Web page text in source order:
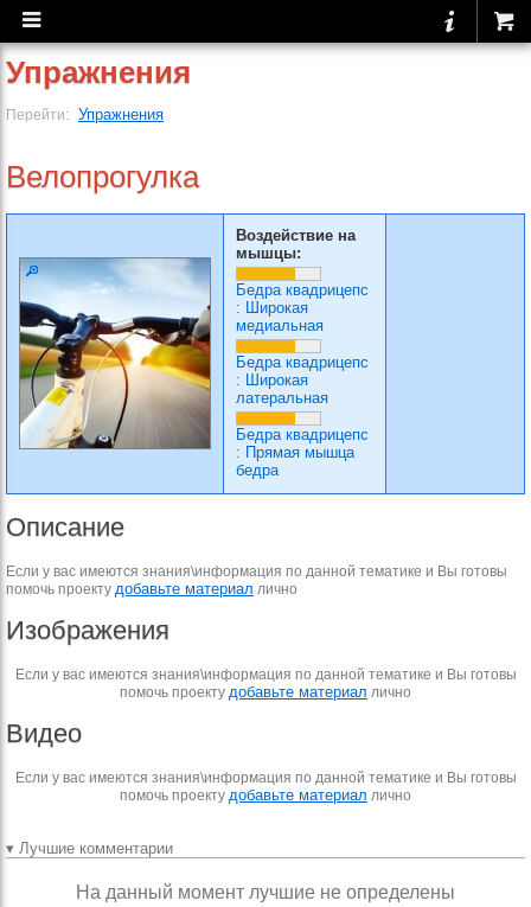
Упражнения
Перейти: Упражнения
Велопрогулка
Воздействие на
мышцы:
Бедра квадрицепс
: Широкая
медиальная
Бедра квадрицепс
: Широкая
латеральная
Бедра квадрицепс
: Прямая мышца
бедра
Описание
Если у вас имеются знания\информация по данной тематике и Вы готовы
помочь проекту добавьте материал лично
Изображения
Если у вас имеются знания\информация по данной тематике и Вы готовы
помочь проекту добавьте материал лично
Видео
Если у вас имеются знания\информация по данной тематике и Вы готовы
помочь проекту добавьте материал лично
▾ Лучшие комментарии
На данный момент лучшие не определены